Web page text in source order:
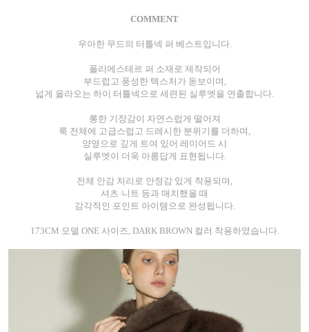
COMMENT
우아한 무드의 터틀넥 퍼 베스트입니다.
폴리에스테르 퍼 소재로 제작되어
부드럽고 풍성한 텍스처가 돋보이며,
넓게 올라오는 하이 터틀넥으로 세련된 실루엣을 연출합니다.
롱한 기장감이 자연스럽게 떨어져
룩 전체에 고급스럽고 드레시한 분위기를 더하며,
양옆으로 깊게 트여 있어 레이어드 시
실루엣이 더욱 아름답게 표현됩니다.
전체 안감 처리로 안정감 있게 착용되며,
셔츠·니트 등과 매치했을 때
감각적인 포인트 아이템으로 완성됩니다.
173CM 모델 ONE 사이즈, DARK BROWN 컬러 착용하였습니다.